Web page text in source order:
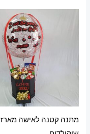
מתנה קטנה לאישה מארז